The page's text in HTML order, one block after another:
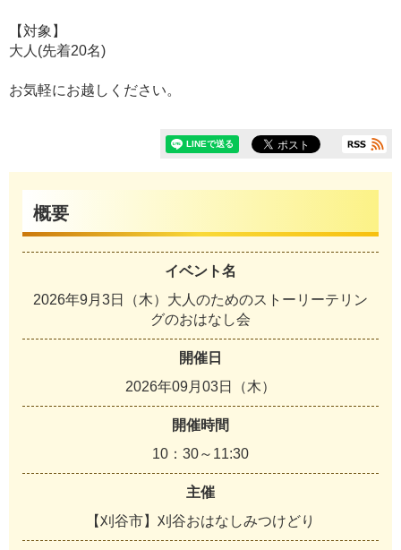
【対象】
大人(先着20名)
お気軽にお越しください。
概要
イベント名
2026年9月3日（木）大人のためのストーリーテリン
グのおはなし会
開催日
2026年09月03日（木）
開催時間
10：30～11:30
主催
【刈谷市】刈谷おはなしみつけどり